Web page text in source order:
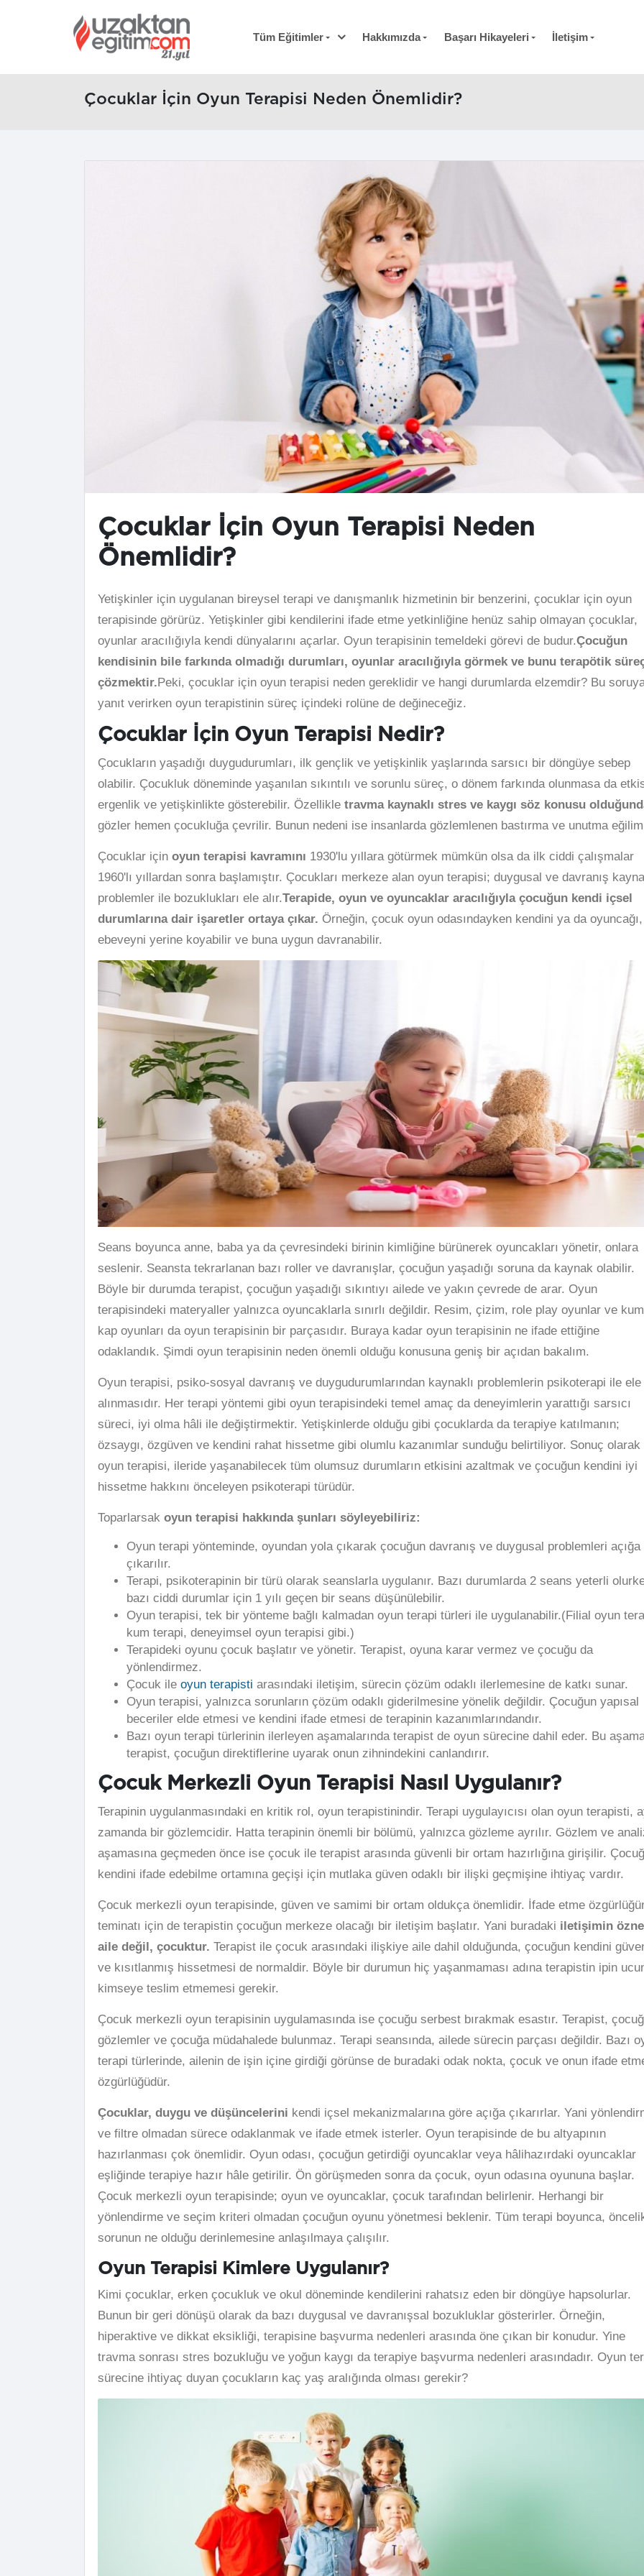
Tüm Eğitimler Hakkımızda Başarı Hikayeleri İletişim
Çocuklar İçin Oyun Terapisi Neden Önemlidir?
Çocuklar İçin Oyun Terapisi Neden
Önemlidir?
Yetişkinler için uygulanan bireysel terapi ve danışmanlık hizmetinin bir benzerini, çocuklar için oyun
terapisinde görürüz. Yetişkinler gibi kendilerini ifade etme yetkinliğine henüz sahip olmayan çocuklar,
oyunlar aracılığıyla kendi dünyalarını açarlar. Oyun terapisinin temeldeki görevi de budur.Çocuğun
kendisinin bile farkında olmadığı durumları, oyunlar aracılığıyla görmek ve bunu terapötik
çözmektir. Peki, çocuklar için oyun terapisi neden gereklidir ve hangi durumlarda elzemdir? Bu
yanıt verirken oyun terapistinin süreç içindeki rolüne de değineceğiz.
Çocuklar İçin Oyun Terapisi Nedir?
Çocukların yaşadığı duygudurumları, ilk gençlik ve yetişkinlik yaşlarında sarsıcı bir döngüye sebep
olabilir. Çocukluk döneminde yaşanılan sıkıntılı ve sorunlu süreç, o dönem farkında olunmasa da
ergenlik ve yetişkinlikte gösterebilir. Özellikle travma kaynaklı stres ve kaygı söz konusu
gözler hemen çocukluğa çevrilir. Bunun nedeni ise insanlarda gözlemlenen bastırma ve unutma
Çocuklar için oyun terapisi kavramını 1930'lu yıllara götürmek mümkün olsa da ilk ciddi çalışmalar
1960'lı yıllardan sonra başlamıştır. Çocukları merkeze alan oyun terapisi; duygusal ve davranış
problemler ile bozuklukları ele alır.Terapide, oyun ve oyuncaklar aracılığıyla çocuğun kendi içsel
durumlarına dair işaretler ortaya çıkar. Örneğin, çocuk oyun odasındayken kendini ya da oyuncağı,
ebeveyni yerine koyabilir ve buna uygun davranabilir.
Seans boyunca anne, baba ya da çevresindeki birinin kimliğine bürünerek oyuncakları yönetir, onlara
seslenir. Seansta tekrarlanan bazı roller ve davranışlar, çocuğun yaşadığı soruna da kaynak olabilir.
Böyle bir durumda terapist, çocuğun yaşadığı sıkıntıyı ailede ve yakın çevrede de arar. Oyun
terapisindeki materyaller yalnızca oyuncaklarla sınırlı değildir. Resim, çizim, role play oyunlar ve
kap oyunları da oyun terapisinin bir parçasıdır. Buraya kadar oyun terapisinin ne ifade ettiğine
odaklandık. Şimdi oyun terapisinin neden önemli olduğu konusuna geniş bir açıdan bakalım.
Oyun terapisi, psiko-sosyal davranış ve duygudurumlarından kaynaklı problemlerin psikoterapi ile ele
alınmasıdır. Her terapi yöntemi gibi oyun terapisindeki temel amaç da deneyimlerin yarattığı sarsıcı
süreci, iyi olma hâli ile değiştirmektir. Yetişkinlerde olduğu gibi çocuklarda da terapiye katılmanın;
özsaygı, özgüven ve kendini rahat hissetme gibi olumlu kazanımlar sunduğu belirtiliyor. Sonuç olarak
oyun terapisi, ileride yaşanabilecek tüm olumsuz durumların etkisini azaltmak ve çocuğun kendini iyi
hissetme hakkını önceleyen psikoterapi türüdür.
Toparlarsak oyun terapisi hakkında şunları söyleyebiliriz:
Oyun terapi yönteminde, oyundan yola çıkarak çocuğun davranış ve duygusal problemleri açığa
çıkarılır.
Terapi, psikoterapinin bir türü olarak seanslarla uygulanır. Bazı durumlarda 2 seans yeterli
bazı ciddi durumlar için 1 yılı geçen bir seans düşünülebilir.
Oyun terapisi, tek bir yönteme bağlı kalmadan oyun terapi türleri ile uygulanabilir.(Filial oyun
kum terapi, deneyimsel oyun terapisi gibi.)
Terapideki oyunu çocuk başlatır ve yönetir. Terapist, oyuna karar vermez ve çocuğu da
yönlendirmez.
Çocuk ile oyun terapisti arasındaki iletişim, sürecin çözüm odaklı ilerlemesine de katkı sunar.
Oyun terapisi, yalnızca sorunların çözüm odaklı giderilmesine yönelik değildir. Çocuğun yapısal
beceriler elde etmesi ve kendini ifade etmesi de terapinin kazanımlarındandır.
Bazı oyun terapi türlerinin ilerleyen aşamalarında terapist de oyun sürecine dahil eder. Bu
terapist, çocuğun direktiflerine uyarak onun zihnindekini canlandırır.
Çocuk Merkezli Oyun Terapisi Nasıl Uygulanır?
Terapinin uygulanmasındaki en kritik rol, oyun terapistinindir. Terapi uygulayıcısı olan oyun terapisti,
zamanda bir gözlemcidir. Hatta terapinin önemli bir bölümü, yalnızca gözleme ayrılır. Gözlem ve
aşamasına geçmeden önce ise çocuk ile terapist arasında güvenli bir ortam hazırlığına girişilir.
kendini ifade edebilme ortamına geçişi için mutlaka güven odaklı bir ilişki geçmişine ihtiyaç vardır.
Çocuk merkezli oyun terapisinde, güven ve samimi bir ortam oldukça önemlidir. İfade etme
teminatı için de terapistin çocuğun merkeze olacağı bir iletişim başlatır. Yani buradaki iletişimin
aile değil, çocuktur. Terapist ile çocuk arasındaki ilişkiye aile dahil olduğunda, çocuğun kendini
ve kısıtlanmış hissetmesi de normaldir. Böyle bir durumun hiç yaşanmaması adına terapistin ipin
kimseye teslim etmemesi gerekir.
Çocuk merkezli oyun terapisinin uygulamasında ise çocuğu serbest bırakmak esastır. Terapist,
gözlemler ve çocuğa müdahalede bulunmaz. Terapi seansında, ailede sürecin parçası değildir. Bazı
terapi türlerinde, ailenin de işin içine girdiği görünse de buradaki odak nokta, çocuk ve onun ifade
özgürlüğüdür.
Çocuklar, duygu ve düşüncelerini kendi içsel mekanizmalarına göre açığa çıkarırlar. Yani
ve filtre olmadan sürece odaklanmak ve ifade etmek isterler. Oyun terapisinde de bu altyapının
hazırlanması çok önemlidir. Oyun odası, çocuğun getirdiği oyuncaklar veya hâlihazırdaki oyuncaklar
eşliğinde terapiye hazır hâle getirilir. Ön görüşmeden sonra da çocuk, oyun odasına oyununa başlar.
Çocuk merkezli oyun terapisinde; oyun ve oyuncaklar, çocuk tarafından belirlenir. Herhangi bir
yönlendirme ve seçim kriteri olmadan çocuğun oyunu yönetmesi beklenir. Tüm terapi boyunca,
sorunun ne olduğu derinlemesine anlaşılmaya çalışılır.
Oyun Terapisi Kimlere Uygulanır?
Kimi çocuklar, erken çocukluk ve okul döneminde kendilerini rahatsız eden bir döngüye hapsolurlar.
Bunun bir geri dönüşü olarak da bazı duygusal ve davranışsal bozukluklar gösterirler. Örneğin,
hiperaktive ve dikkat eksikliği, terapisine başvurma nedenleri arasında öne çıkan bir konudur. Yine
travma sonrası stres bozukluğu ve yoğun kaygı da terapiye başvurma nedenleri arasındadır. Oyun
sürecine ihtiyaç duyan çocukların kaç yaş aralığında olması gerekir?